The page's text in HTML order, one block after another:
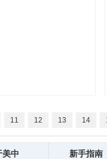
11 12 13 14
美中 新手指南